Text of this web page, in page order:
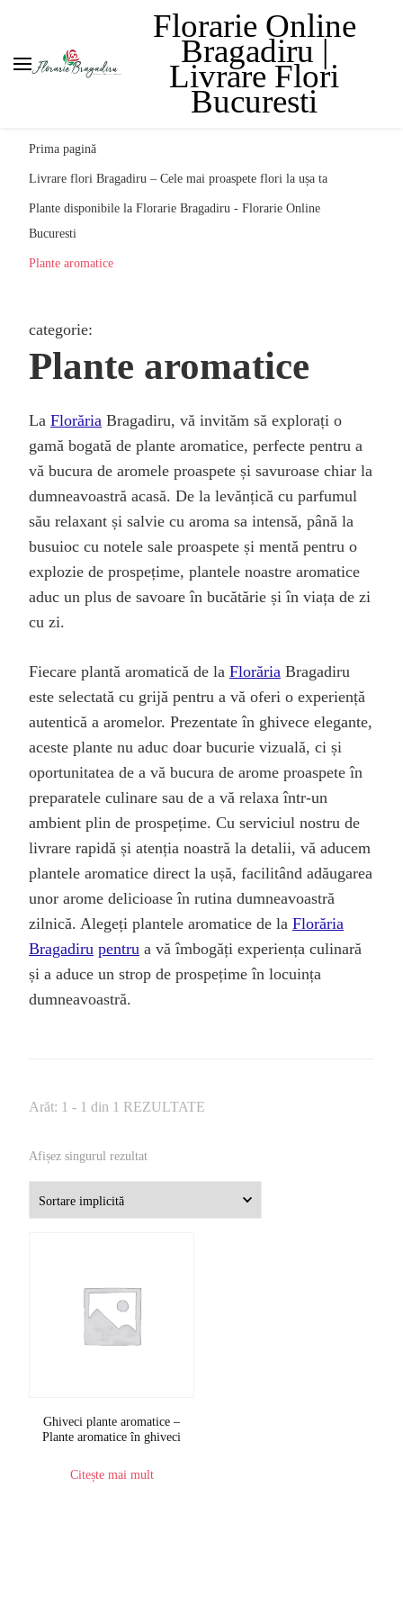
Florarie Online
Bragadiru |
Livrare Flori
Bucuresti
Prima pagină
Livrare flori Bragadiru – Cele mai proaspete flori la ușa ta
Plante disponibile la Florarie Bragadiru - Florarie Online
Bucuresti
Plante aromatice
categorie:
Plante aromatice
La Florăria Bragadiru, vă invităm să explorați o
gamă bogată de plante aromatice, perfecte pentru a
vă bucura de aromele proaspete și savuroase chiar la
dumneavoastră acasă. De la levănțică cu parfumul
său relaxant și salvie cu aroma sa intensă, până la
busuioc cu notele sale proaspete și mentă pentru o
explozie de prospețime, plantele noastre aromatice
aduc un plus de savoare în bucătărie și în viața de zi
cu zi.
Fiecare plantă aromatică de la Florăria Bragadiru
este selectată cu grijă pentru a vă oferi o experiență
autentică a aromelor. Prezentate în ghivece elegante,
aceste plante nu aduc doar bucurie vizuală, ci și
oportunitatea de a vă bucura de arome proaspete în
preparatele culinare sau de a vă relaxa într-un
ambient plin de prospețime. Cu serviciul nostru de
livrare rapidă și atenția noastră la detalii, vă aducem
plantele aromatice direct la ușă, facilitând adăugarea
unor arome delicioase în rutina dumneavoastră
zilnică. Alegeți plantele aromatice de la Florăria
Bragadiru pentru a vă îmbogăți experiența culinară
și a aduce un strop de prospețime în locuința
dumneavoastră.
Arăt: 1 - 1 din 1 REZULTATE
Afișez singurul rezultat
Ghiveci plante aromatice –
Plante aromatice în ghiveci
Citește mai mult